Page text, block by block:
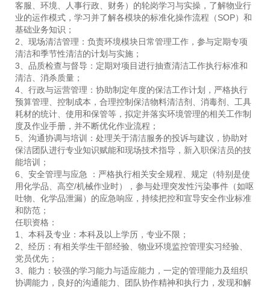
客服、环境、人事行政、财务）的轮岗学习与实操，了解物业行
业的运作模式，学习并了解各模块的标准化操作流程（SOP）和
基础业务知识；
2、现场清洁管理：负责环境模块日常管理工作，参与定期专项
清洁和季节性清洁的计划与实施；
3、品质检查与督导：定期对项目进行抽查清洁工作执行标准和
清洁、消杀质量；
4、行政与运营管理：协助制定年度的保洁工作计划，严格执行
预算管理、控制成本，合理控制保洁物料清洁剂、消毒剂、工具
耗材的统计、使用和保管等，拟定并落实环境管理的相关工作制
度及作业手册，并不断优化作业流程；
5、沟通协调与培训：处理关于清洁服务的投诉与建议，协助对
保洁团队进行专业知识赋能和现场技术指导，新入职保洁员的技
能培训；
6、安全管理与应急 ：严格执行相关安全规程、规定（特别是使
用化学品、高空/机械作业时），参与处理突发性污染事件（如呕
吐物、化学品泄漏）的应急响应，持续把控和宣导安全作业标准
和防范；
任职资格：
1、本科及专业：本科及以上学历，专业不限；
2、经历：有相关学生干部经验、物业环境监控管理实习经验、
党员优先；
3、能力：较强的学习能力与适应能力，一定的管理能力及组织
协调能力，良好的沟通能力、团队协作精神和执行力，发现和解